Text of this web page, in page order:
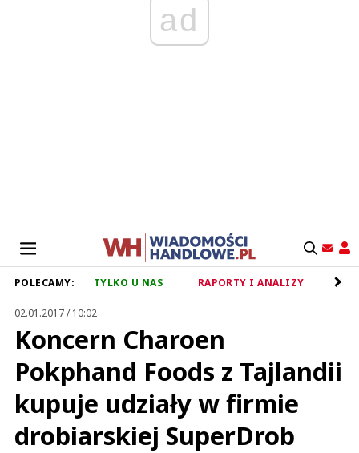
ad
POLECAMY: TYLKO U NAS RAPORTY I ANALIZY
02.01.2017 / 10:02
Koncern Charoen
Pokphand Foods z Tajlandii
kupuje udziały w firmie
drobiarskiej SuperDrob